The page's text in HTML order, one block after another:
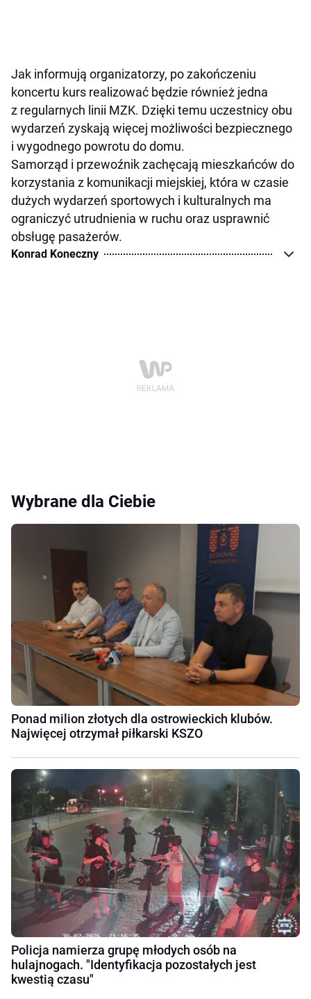
Jak informują organizatorzy, po zakończeniu
koncertu kurs realizować będzie również jedna
z regularnych linii MZK. Dzięki temu uczestnicy obu
wydarzeń zyskają więcej możliwości bezpiecznego
i wygodnego powrotu do domu.
Samorząd i przewoźnik zachęcają mieszkańców do
korzystania z komunikacji miejskiej, która w czasie
dużych wydarzeń sportowych i kulturalnych ma
ograniczyć utrudnienia w ruchu oraz usprawnić
obsługę pasażerów.
Konrad Koneczny
Wybrane dla Ciebie
Ponad milion złotych dla ostrowieckich klubów.
Najwięcej otrzymał piłkarski KSZO
Policja namierza grupę młodych osób na
hulajnogach. "Identyfikacja pozostałych jest
kwestią czasu"